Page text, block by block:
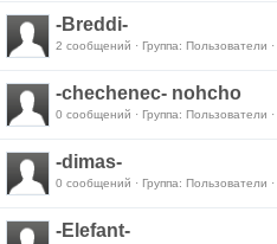
-Breddi-
2 сообщений · Группа: Пользователи ·
-chechenec- nohcho
0 сообщений · Группа: Пользователи ·
-dimas-
0 сообщений · Группа: Пользователи ·
-Elefant-